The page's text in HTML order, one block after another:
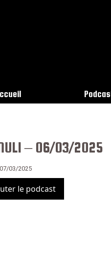
– 06/03/2025
03/2025
le podcast